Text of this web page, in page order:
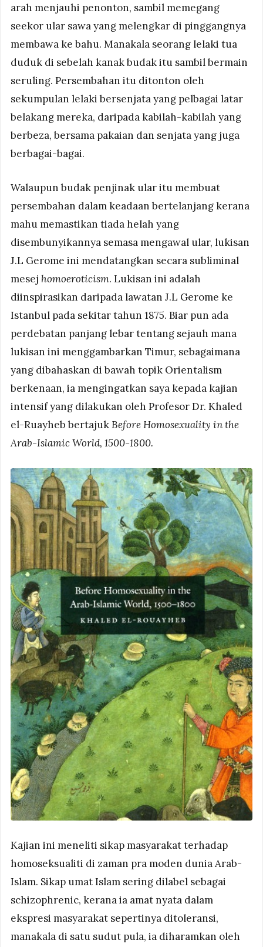
arah menjauhi penonton, sambil memegang
seekor ular sawa yang melengkar di pinggangnya
membawa ke bahu. Manakala seorang lelaki tua
duduk di sebelah kanak budak itu sambil bermain
seruling. Persembahan itu ditonton oleh
sekumpulan lelaki bersenjata yang pelbagai latar
belakang mereka, daripada kabilah-kabilah yang
berbeza, bersama pakaian dan senjata yang juga
berbagai-bagai.
Walaupun budak penjinak ular itu membuat
persembahan dalam keadaan bertelanjang kerana
mahu memastikan tiada helah yang
disembunyikannya semasa mengawal ular, lukisan
J.L Gerome ini mendatangkan secara subliminal
mesej homoeroticism. Lukisan ini adalah
diinspirasikan daripada lawatan J.L Gerome ke
Istanbul pada sekitar tahun 1875. Biar pun ada
perdebatan panjang lebar tentang sejauh mana
lukisan ini menggambarkan Timur, sebagaimana
yang dibahaskan di bawah topik Orientalism
berkenaan, ia mengingatkan saya kepada kajian
intensif yang dilakukan oleh Profesor Dr. Khaled
el-Ruayheb bertajukBefore Homosexuality in the
Arab-Islamic World, 1500-1800.
Kajian ini meneliti sikap masyarakat terhadap
homoseksualiti di zaman pra moden dunia Arab-
Islam. Sikap umat Islam sering dilabel sebagai
schizophrenic, kerana ia amat nyata dalam
ekspresi masyarakat sepertinya ditoleransi,
manakala di satu sudut pula, ia diharamkan oleh